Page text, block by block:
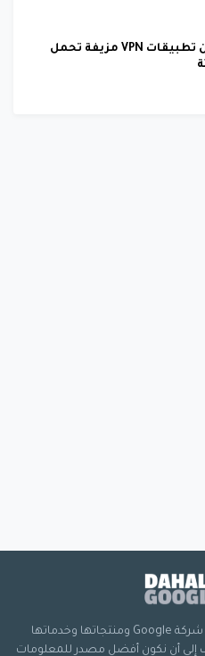
جوجل تحذر من تطبيقات VPN مزيفة تحمل
دهاليز جوجل هو موقع يتحدث عن شركة Google ومنتجاتها وخدماتها
إلى أن نكون أفضل مصدر للمعلومات